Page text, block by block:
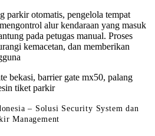
parkir otomatis, pengelola tempat
alur kendaraan yang masuk
pada petugas manual. Proses
kemacetan, dan memberikan
bekasi, barrier gate mx50, palang
tiket parkir
– Solusi Security System dan
Management